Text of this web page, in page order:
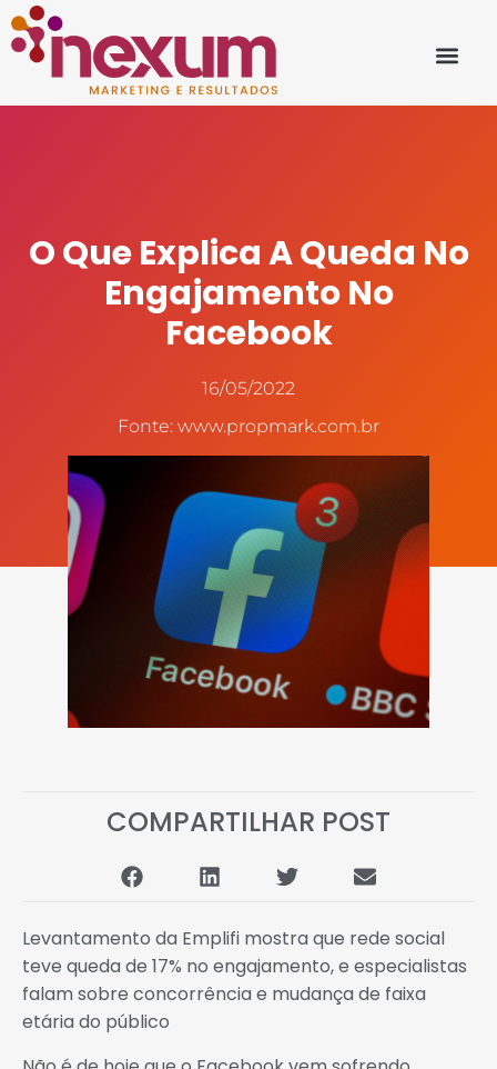
O Que Explica A Queda No
Engajamento No
Facebook
16/05/2022
Fonte: www.propmark.com.br
COMPARTILHAR POST
Levantamento da Emplifi mostra que rede social
teve queda de 17% no engajamento, e especialistas
falam sobre concorrência e mudança de faixa
etária do público